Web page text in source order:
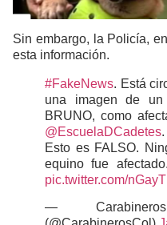
Sin embargo, la Policía,
esta información.
#FakeNews. Está
una imagen de
BRUNO, como
@EscuelaDCadetes.
Esto es FALSO.
equino fue
pic.twitter.com/
—